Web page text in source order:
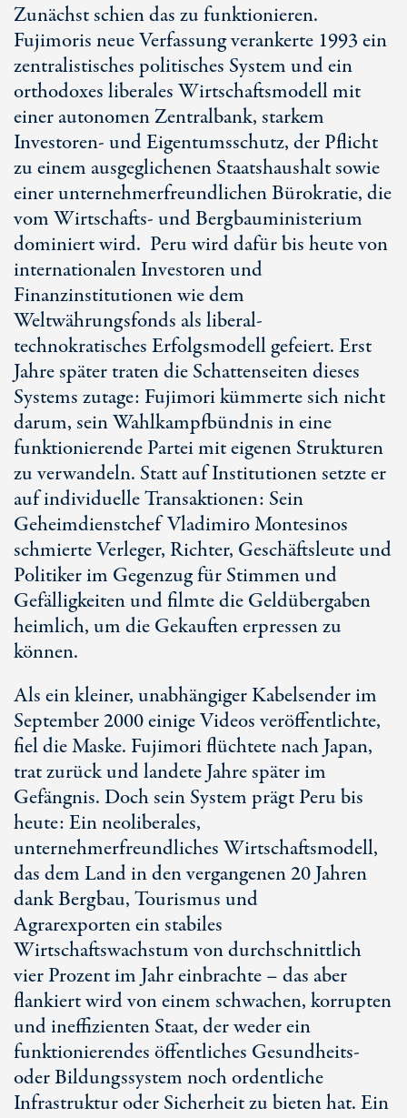
Zunächst schien das zu funktionieren.
Fujimoris neue Verfassung verankerte 1993 ein
zentralistisches politisches System und ein
orthodoxes liberales Wirtschaftsmodell mit
einer autonomen Zentralbank, starkem
Investoren- und Eigentumsschutz, der Pflicht
zu einem ausgeglichenen Staatshaushalt sowie
einer unternehmerfreundlichen Bürokratie, die
vom Wirtschafts- und Bergbauministerium
dominiert wird. Peru wird dafür bis heute von
internationalen Investoren und
Finanzinstitutionen wie dem
Weltwährungsfonds als liberal-
technokratisches Erfolgsmodell gefeiert. Erst
Jahre später traten die Schattenseiten dieses
Systems zutage: Fujimori kümmerte sich nicht
darum, sein Wahlkampfbündnis in eine
funktionierende Partei mit eigenen Strukturen
zu verwandeln. Statt auf Institutionen setzte er
auf individuelle Transaktionen: Sein
Geheimdienstchef Vladimiro Montesinos
schmierte Verleger, Richter, Geschäftsleute und
Politiker im Gegenzug für Stimmen und
Gefälligkeiten und filmte die Geldübergaben
heimlich, um die Gekauften erpressen zu
können.
Als ein kleiner, unabhängiger Kabelsender im
September 2000 einige Videos veröffentlichte,
fiel die Maske. Fujimori flüchtete nach Japan,
trat zurück und landete Jahre später im
Gefängnis. Doch sein System prägt Peru bis
heute: Ein neoliberales,
unternehmerfreundliches Wirtschaftsmodell,
das dem Land in den vergangenen 20 Jahren
dank Bergbau, Tourismus und
Agrarexporten ein stabiles
Wirtschaftswachstum von durchschnittlich
vier Prozent im Jahr einbrachte – das aber
flankiert wird von einem schwachen, korrupten
und ineffizienten Staat, der weder ein
funktionierendes öffentliches Gesundheits-
oder Bildungssystem noch ordentliche
Infrastruktur oder Sicherheit zu bieten hat. Ein